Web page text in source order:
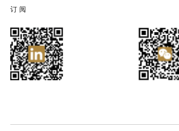
订阅